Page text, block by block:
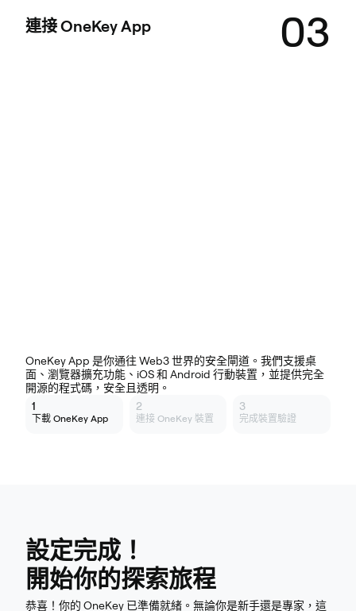
連接 OneKey App 03
OneKey App 是你通往 Web3 世界的安全閘道。我們支援桌
面、瀏覽器擴充功能、iOS 和 Android 行動裝置，並提供完全
開源的程式碼，安全且透明。
1
下載 OneKey App
2
連接 OneKey 裝置
3
完成裝置驗證
設定完成！
開始你的探索旅程
恭喜！你的 OneKey 已準備就緒。無論你是新手還是專家，這